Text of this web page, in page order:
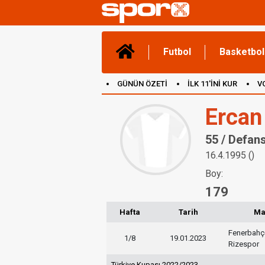
Futbol Basketbol
GÜNÜN ÖZETİ İLK 11'İNİ KUR
55 /
16.4.1995 ()
Boy:
179
Hafta Tarih
1/8 19.01.2023
Rizespor